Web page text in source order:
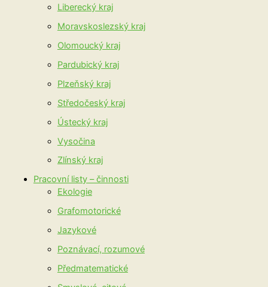
Liberecký kraj
Moravskoslezský kraj
Olomoucký kraj
Pardubický kraj
Plzeňský kraj
Středočeský kraj
Ústecký kraj
Vysočina
Zlínský kraj
Pracovní listy – činnosti
Ekologie
Grafomotorické
Jazykové
Poznávací, rozumové
Předmatematické